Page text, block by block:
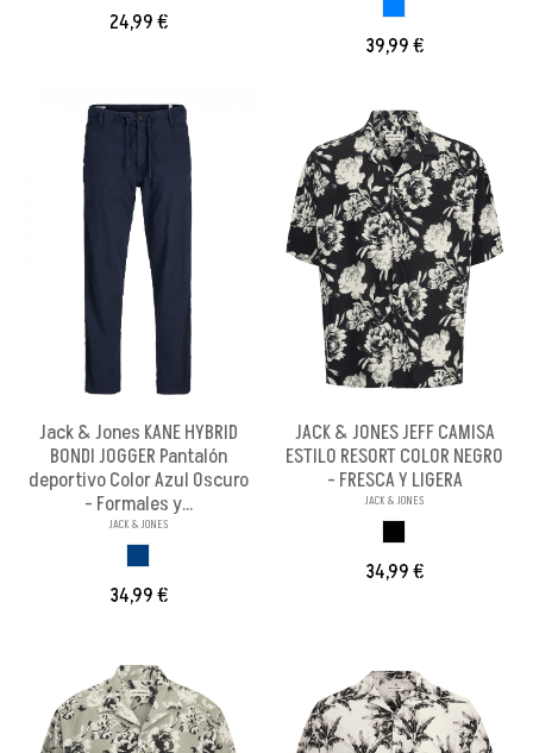
24,99 €
39,99 €
Jack & Jones KANE HYBRID
BONDI JOGGER Pantalón
deportivo Color Azul Oscuro
- Formales y...
JACK & JONES
34,99 €
JACK & JONES JEFF CAMISA
ESTILO RESORT COLOR NEGRO
- FRESCA Y LIGERA
JACK & JONES
34,99 €